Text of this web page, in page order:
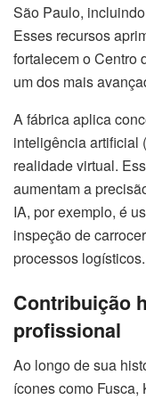
São Paulo,
Esses recursos
fortalecem o Centro
um dos mais
A fábrica aplica
inteligência artificial
realidade virtual.
aumentam a
IA, por exemplo, é
inspeção de
processos logísticos.
Contribuição
profissional
Ao longo de sua
ícones como